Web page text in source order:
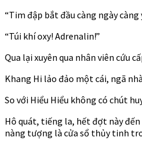
“Tim đập bắt đầu càng ngày
“Túi khí oxy! Adrenalin!”
Qua lại xuyên qua nhân viên cứu
Khang Hi lảo đảo một cái, ngã
So với Hiểu Hiểu không có chút
Hô quát, tiếng la, hết đợt này đến
nàng tượng là cửa sổ thủy tinh